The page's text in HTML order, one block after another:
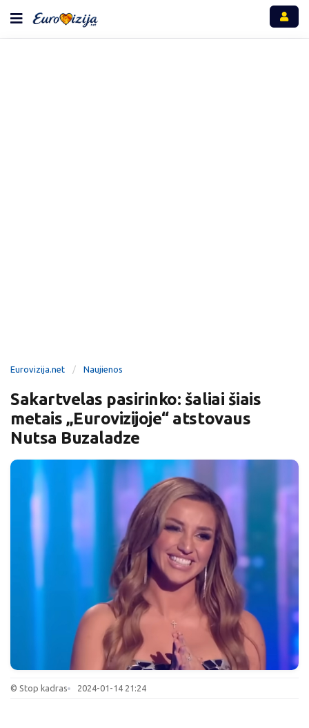
Eurovizija.net Naujienos
Sakartvelas pasirinko: šaliai šiais
metais „Eurovizijoje“ atstovaus
Nutsa Buzaladze
© Stop kadras 2024-01-14 21:24